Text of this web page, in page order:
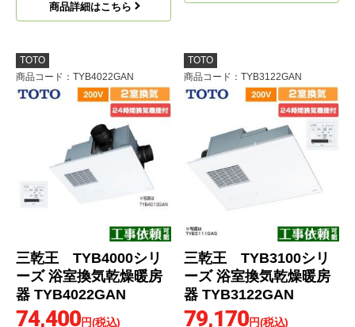
商品詳細はこちら
TOTO
商品コード ：TYB4022GAN
三乾王 TYB4000シリ
ーズ 浴室換気乾燥暖房
器 TYB4022GAN
74,400円(税込)
TOTO
商品コード ：TYB3122GAN
三乾王 TYB3100シリ
ーズ 浴室換気乾燥暖房
器 TYB3122GAN
79,170円(税込)